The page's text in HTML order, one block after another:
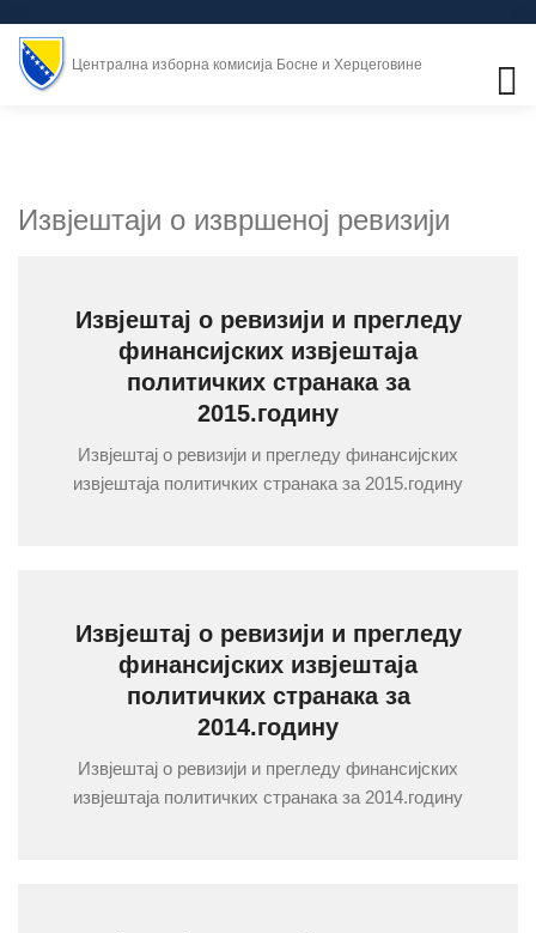
Централна изборна комисија Босне и Херцеговине
Извјештаји о извршеној ревизији
Извјештај о ревизији и прегледу
финансијских извјештаја
политичких странака за
2015.годину
Извјештај о ревизији и прегледу финансијских
извјештаја политичких странака за 2015.годину
Извјештај о ревизији и прегледу
финансијских извјештаја
политичких странака за
2014.годину
Извјештај о ревизији и прегледу финансијских
извјештаја политичких странака за 2014.годину